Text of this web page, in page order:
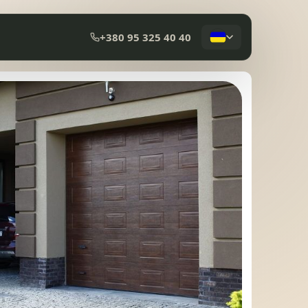
+380 95 325 40 40
КОМПОЗИТНА ЧЕРЕПИЦЯ
МЕМБРАННА ПОКРІВЛЯ